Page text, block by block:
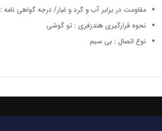
مقاومت در برابر آب و گرد و غبار/ درجه گواهی‌ نامه :
نحوه قرارگیری هندزفری : تو گوشی
نوع اتصال : بی‌ سیم